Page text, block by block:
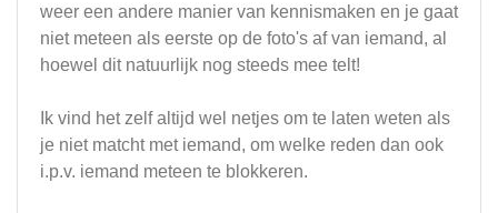
weer een andere manier van kennismaken en je gaat
niet meteen als eerste op de foto's af van iemand, al
hoewel dit natuurlijk nog steeds mee telt!
Ik vind het zelf altijd wel netjes om te laten weten als
je niet matcht met iemand, om welke reden dan ook
i.p.v. iemand meteen te blokkeren.